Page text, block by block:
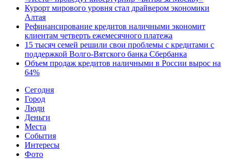
Курорт мирового уровня стал драйвером экономики
Алтая
Рефинансирование кредитов наличными экономит
клиентам четверть ежемесячного платежа
15 тысяч семей решили свои проблемы с кредитами с
поддержкой Волго-Вятского банка Сбербанка
Объем продаж кредитов наличными в России вырос на
64%
Cегодня
Город
Люди
Деньги
Места
События
Интересы
Фото